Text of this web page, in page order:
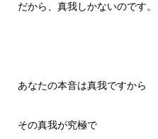
だから、真我しかないのです。
あなたの本音は真我ですから
その真我が究極で